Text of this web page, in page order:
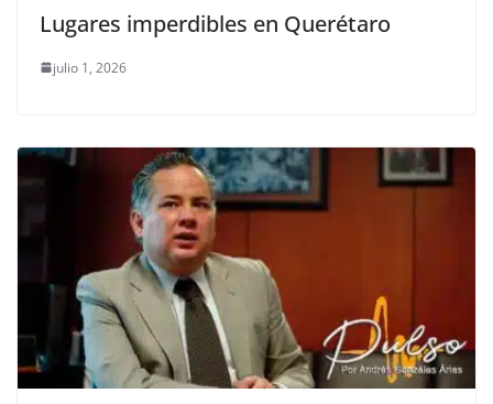
Lugares imperdibles en Querétaro
julio 1, 2026